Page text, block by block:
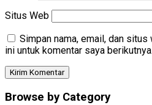
Situs Web
Simpan nama, email, dan
ini untuk komentar saya berikutnya.
Browse by Category